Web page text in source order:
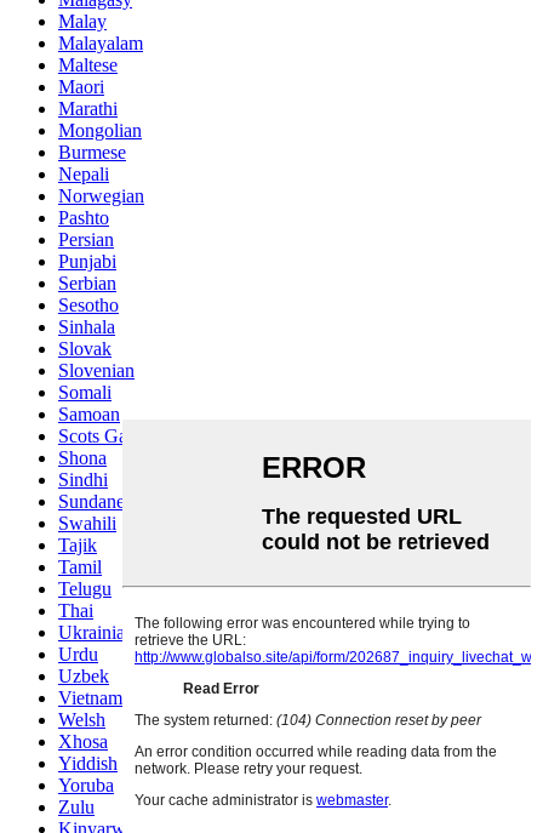
Malay
Malayalam
Maltese
Maori
Marathi
Mongolian
Burmese
Nepali
Norwegian
Pashto
Persian
Punjabi
Serbian
Sesotho
Sinhala
Slovak
Slovenian
Somali
Samoan
Scots Gaelic
Shona
Sindhi
Sundanese
Swahili
Tajik
Tamil
Telugu
Thai
Ukrainian
Urdu
Uzbek
Vietnamese
Welsh
Xhosa
Yiddish
Yoruba
Zulu